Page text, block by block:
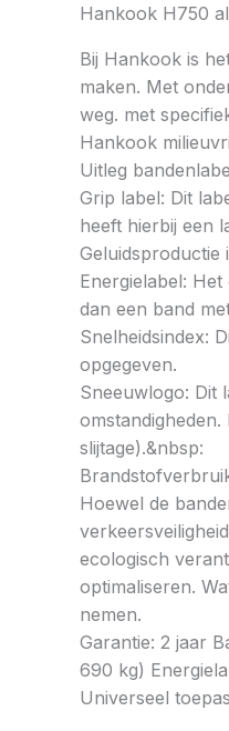
Hankook H750
Bij Hankook is
maken. Met
weg. met
Hankook
Uitleg
Grip label: Dit
heeft hierbij een
Geluidsproductie
Energielabel:
dan een band
Snelheidsindex:
opgegeven.
Sneeuwlogo: Dit
slijtage).&nbsp:
Hoewel de
ecologisch
optimaliseren.
nemen.
Garantie: 2 jaar
690 kg)
Universeel